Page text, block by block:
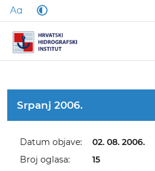
Srpanj 2006.
Datum objave:
02. 08. 2006.
Broj oglasa:
15